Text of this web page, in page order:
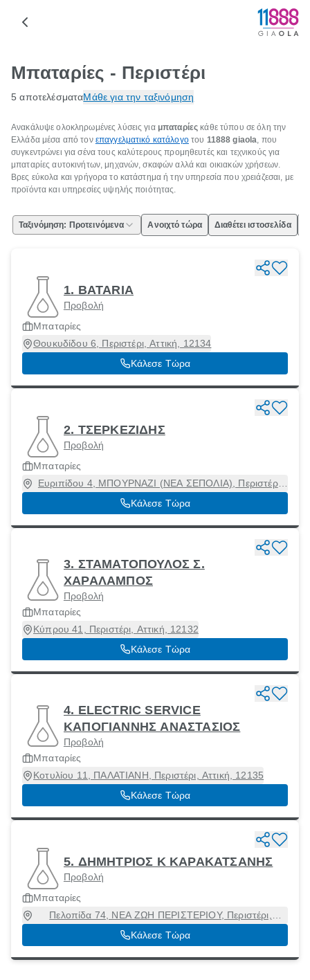
Μπαταρίες - Περιστέρι
5 αποτελέσματαΜάθε για την ταξινόμηση
Ανακάλυψε ολοκληρωμένες λύσεις για μπαταρίες κάθε τύπου σε όλη την
Ελλάδα μέσα από τον επαγγελματικό κατάλογοτου 11888 giaola, που
συγκεντρώνει για σένα τους καλύτερους προμηθευτές και τεχνικούς για
μπαταρίες αυτοκινήτων, μηχανών, σκαφών αλλά και οικιακών χρήσεων.
Βρες εύκολα και γρήγορα το κατάστημα ή την υπηρεσία που χρειάζεσαι, με
προϊόντα και υπηρεσίες υψηλής ποιότητας.
Ταξινόμηση: Προτεινόμενα Ανοιχτό τώρα Διαθέτει ιστοσελίδα
1. BATARIA
Προβολή
Μπαταρίες
Θουκυδίδου 6, Περιστέρι, Αττική, 12134
Κάλεσε Τώρα
2. ΤΣΕΡΚΕΖΙΔΗΣ
Προβολή
Μπαταρίες
Ευριπίδου 4, ΜΠΟΥΡΝΑΖΙ (ΝΕΑ ΣΕΠΟΛΙΑ), Περιστέρι,
Αττική, 12133
Κάλεσε Τώρα
3. ΣΤΑΜΑΤΟΠΟΥΛΟΣ Σ.
ΧΑΡΑΛΑΜΠΟΣ
Προβολή
Μπαταρίες
Κύπρου 41, Περιστέρι, Αττική, 12132
Κάλεσε Τώρα
4. ELECTRIC SERVICE
ΚΑΠΟΓΙΑΝΝΗΣ ΑΝΑΣΤΑΣΙΟΣ
Προβολή
Μπαταρίες
Κοτυλίου 11, ΠΑΛΑΤΙΑΝΗ, Περιστέρι, Αττική, 12135
Κάλεσε Τώρα
5. ΔΗΜΗΤΡΙΟΣ Κ ΚΑΡΑΚΑΤΣΑΝΗΣ
Προβολή
Μπαταρίες
Πελοπίδα 74, ΝΕΑ ΖΩΗ ΠΕΡΙΣΤΕΡΙΟΥ, Περιστέρι,
Αττική, 12136
Κάλεσε Τώρα